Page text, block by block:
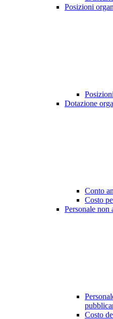
Posizioni
Dotazione
Conto
Costo
Personale non
Costo